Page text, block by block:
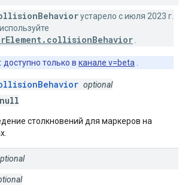
устарело с июля 2023 г.
доступно только в канале v=beta
optional
null
столкновений для маркеров на